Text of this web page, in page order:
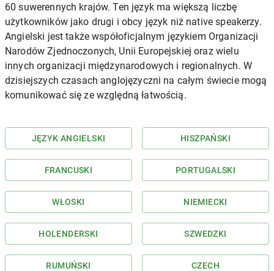
60 suwerennych krajów. Ten język ma większą liczbę
użytkowników jako drugi i obcy język niż native speakerzy.
Angielski jest także współoficjalnym językiem Organizacji
Narodów Zjednoczonych, Unii Europejskiej oraz wielu
innych organizacji międzynarodowych i regionalnych. W
dzisiejszych czasach anglojęzyczni na całym świecie mogą
komunikować się ze względną łatwością.
JĘZYK ANGIELSKI HISZPAŃSKI
FRANCUSKI PORTUGALSKI
WŁOSKI NIEMIECKI
HOLENDERSKI SZWEDZKI
RUMUŃSKI CZECH